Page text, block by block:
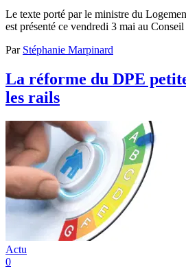
Le texte porté par le ministre du
est présenté ce vendredi 3 mai au
Par Stéphanie Marpinard
La réforme du DPE
les rails
Actu
0